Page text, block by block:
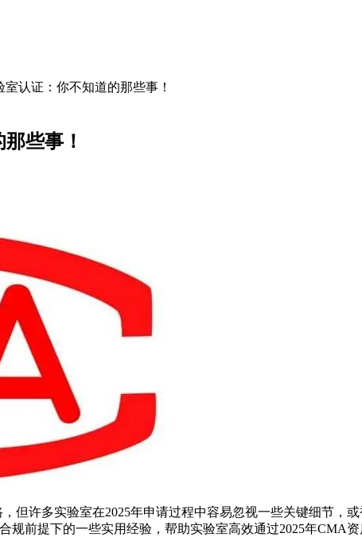
认证：你不知道的那些事！
些事！
但许多实验室在2025年申请过程中容易忽视一些关键细节，
前提下的一些实用经验，帮助实验室高效通过2025年CMA资